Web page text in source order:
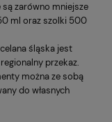
zarówno mniejsze
ml oraz szolki 500
śląska jest
przekaz.
można ze sobą
do własnych